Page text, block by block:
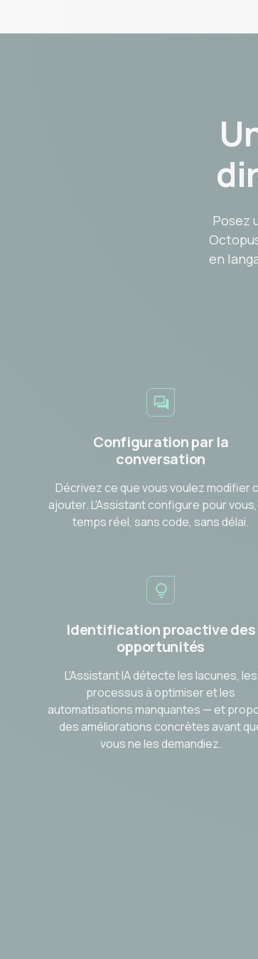
Posez
en
Configuration par la
conversation
Décrivez ce que vous voulez modifier
ajouter. L'Assistant configure pour
temps réel, sans code, sans délai.
Identification proactive des
opportunités
L'Assistant IA détecte les lacunes, les
processus à optimiser et les
automatisations manquantes — et
des améliorations concrètes avant
vous ne les demandiez.